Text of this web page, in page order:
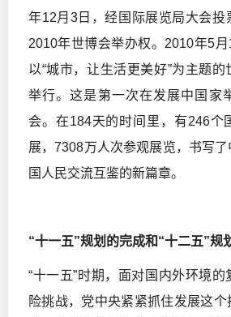
年12月3日，经国际展览局大会投
2010年世博会举办权。2010年5月
以“城市，让生活更美好”为主题
举行。这是第一次在发展中国家
会。在184天的时间里，有246个
展，7308万人次参观展览，书写
国人民交流互鉴的新篇章。
“十一五”规划的完成和“十二五”规
“十一五”时期，面对国内外环境
险挑战，党中央紧紧抓住发展这